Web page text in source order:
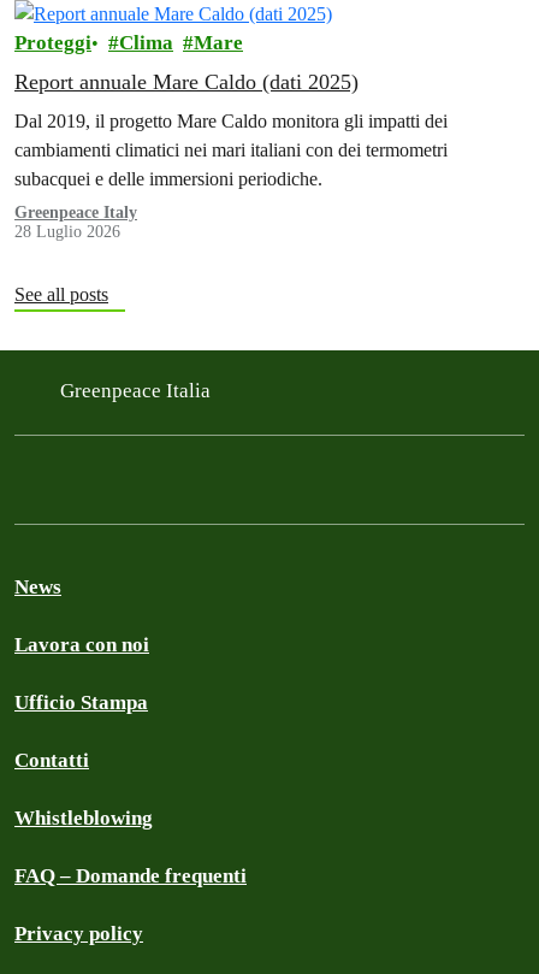
Proteggi Clima Mare
Report annuale Mare Caldo (dati 2025)
Dal 2019, il progetto Mare Caldo monitora gli impatti dei
cambiamenti climatici nei mari italiani con dei termometri
subacquei e delle immersioni periodiche.
Greenpeace Italy
28 Luglio 2026
See all posts
Greenpeace Italia
News
Lavora con noi
Ufficio Stampa
Contatti
Whistleblowing
FAQ – Domande frequenti
Privacy policy